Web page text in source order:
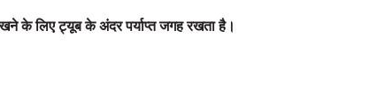
लिए ट्यूब के अंदर पर्याप्त जगह रखता है।